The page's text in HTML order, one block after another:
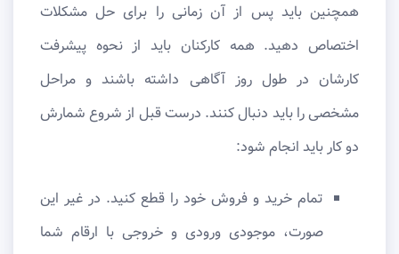
همچنین باید پس از آن زمانی را برای حل مشکلات
اختصاص دهید. همه کارکنان باید از نحوه پیشرفت
کارشان در طول روز آگاهی داشته باشند و مراحل
مشخصی را باید دنبال کنند. درست قبل از شروع شمارش
دو کار باید انجام شود:
تمام خرید و فروش خود را قطع کنید. در غیر این
صورت، موجودی ورودی و خروجی با ارقام شما